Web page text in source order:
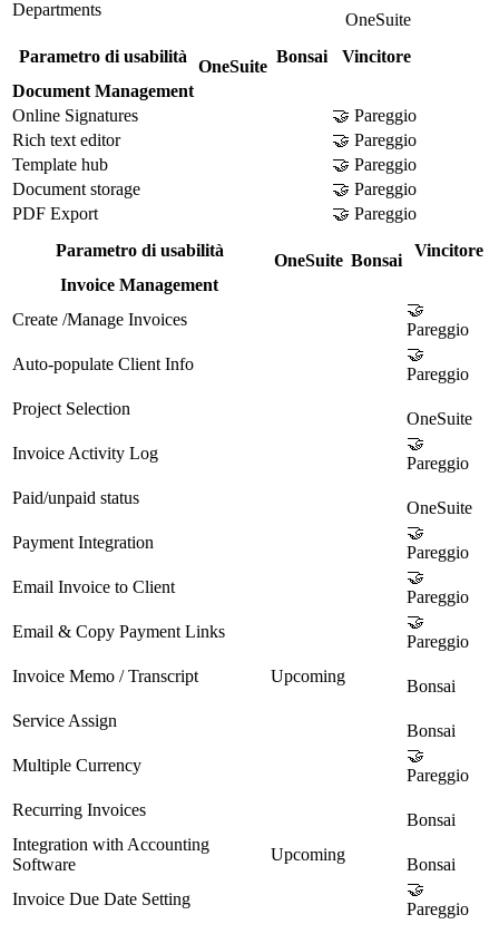
Departments
OneSuite
Parametro di usabilità
OneSuite
Bonsai
Vincitore
Document Management
Online Signatures
🤝 Pareggio
Rich text editor
🤝 Pareggio
Template hub
🤝 Pareggio
Document storage
🤝 Pareggio
PDF Export
🤝 Pareggio
Parametro di usabilità
OneSuite Bonsai
Vincitore
Invoice Management
Create /Manage Invoices
🤝
Pareggio
Auto-populate Client Info
🤝
Pareggio
Project Selection
OneSuite
Invoice Activity Log
🤝
Pareggio
Paid/unpaid status
OneSuite
Payment Integration
🤝
Pareggio
Email Invoice to Client
🤝
Pareggio
Email & Copy Payment Links
🤝
Pareggio
Invoice Memo / Transcript
Upcoming
Bonsai
Service Assign
Bonsai
Multiple Currency
🤝
Pareggio
Recurring Invoices
Bonsai
Integration with Accounting
Software
Upcoming
Bonsai
Invoice Due Date Setting
🤝
Pareggio